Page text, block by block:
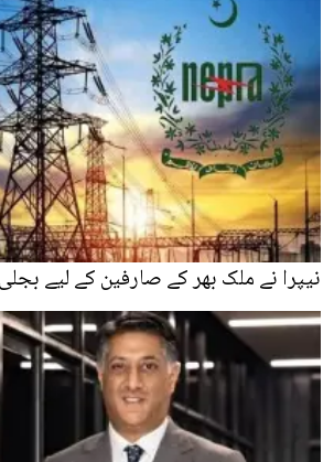
نیپرا نے ملک بھر کے صارفین کے لیے